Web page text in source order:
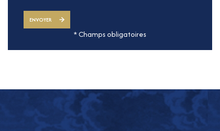
ENVOYER
* Champs obligatoires